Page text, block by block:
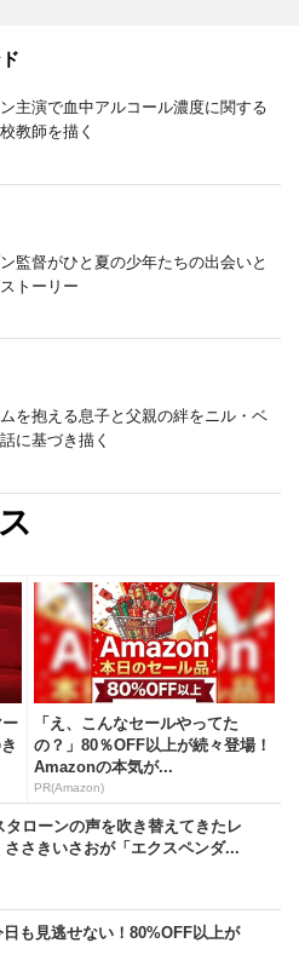
主演で血中アルコール濃度に関する
教師を描く
監督がひと夏の少年たちの出会いと
トーリー
を抱える息子と父親の絆をニル・ベ
に基づき描く
ー
「え、こんなセールやってた
の？」80％OFF以上が続々登場！
Amazonの本気が...
PR(Amazon)
タローンの声を吹き替えてきたレ
ささきいさおが「エクスペンダ...
も見逃せない！80%OFF以上が